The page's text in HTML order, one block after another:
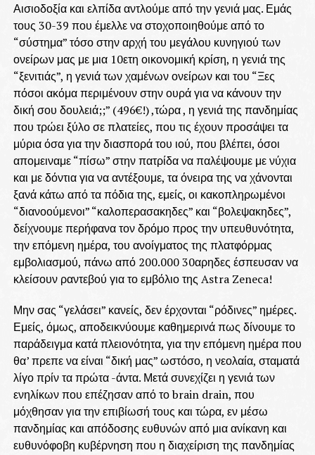
Αισιοδοξία και ελπίδα αντλούμε από την γενιά μας. Εμάς
τους 30-39 που έμελλε να στοχοποιηθούμε από το
“σύστημα” τόσο στην αρχή του μεγάλου κυνηγιού των
ονείρων μας με μια 10ετη οικονομική κρίση, η γενιά της
“ξενιτιάς”, η γενιά των χαμένων ονείρων και του “Ξες
πόσοι ακόμα περιμένουν στην ουρά για να κάνουν την
δική σου δουλειά;;” (496€!) ,τώρα , η γενιά της πανδημίας
που τρώει ξύλο σε πλατείες, που τις έχουν προσάψει τα
μύρια όσα για την διασπορά του ιού, που βλέπει, όσοι
απομειναμε “πίσω” στην πατρίδα να παλέψουμε με νύχια
και με δόντια για να αντέξουμε, τα όνειρα της να χάνονται
ξανά κάτω από τα πόδια της, εμείς, οι κακοπληρωμένοι
“διανοούμενοι” “καλοπερασακηδες” και “βολεψακηδες”,
δείχνουμε περήφανα τον δρόμο προς την υπευθυνότητα,
την επόμενη ημέρα, του ανοίγματος της πλατφόρμας
εμβολιασμού, πάνω από 200.000 30αρηδες έσπευσαν να
κλείσουν ραντεβού για το εμβόλιο της Astra Zeneca!
Μην σας “γελάσει” κανείς, δεν έρχονται “ρόδινες” ημέρες.
Εμείς, όμως, αποδεικνύουμε καθημερινά πως δίνουμε το
παράδειγμα κατά πλειονότητα, για την επόμενη ημέρα που
θα’ πρεπε να είναι “δική μας” ωστόσο, η νεολαία, σταματά
λίγο πρίν τα πρώτα -άντα. Μετά συνεχίζει η γενιά των
ενηλίκων που επέζησαν από το brain drain, που
μόχθησαν για την επιβίωσή τους και τώρα, εν μέσω
πανδημίας και απόδοσης ευθυνών από μια ανίκανη και
ευθυνόφοβη κυβέρνηση που η διαχείριση της πανδημίας